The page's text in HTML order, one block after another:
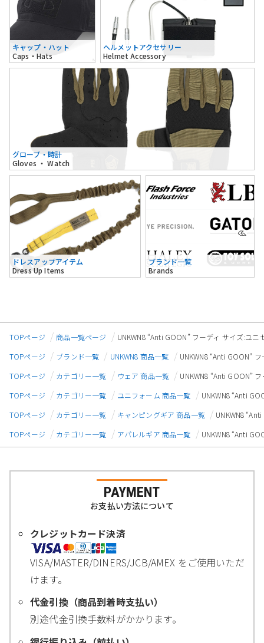
キャップ・ハット
Caps・Hats
ヘルメットアクセサリー
Helmet Accessory
グローブ・時計
Gloves ・ Watch
ドレスアップアイテム
Dress Up Items
ブランド一覧
Brands
TOPページ 商品一覧ページ
UNKWN8 “Anti GOON” フーディ サイズ:ユニ
TOPページ
ブランド一覧 UNKWN8 商品一覧
UNKWN8 “Anti GOON”
TOPページ
カテゴリー一覧 ウェア 商品一覧
UNKWN8 “Anti GOON”
TOPページ
カテゴリー一覧 ユニフォーム 商品一覧
UNKWN8 “Anti
TOPページ
カテゴリー一覧 キャンピングギア 商品一覧
UNKWN8
TOPページ
カテゴリー一覧 アパレルギア 商品一覧 UNKWN8 “Anti
PAYMENT
お支払い方法について
クレジットカード決済
VISA/MASTER/DINERS/JCB/AMEX をご使用いただ
けます。
代金引換（商品到着時支払い）
別途代金引換手数料がかかります。